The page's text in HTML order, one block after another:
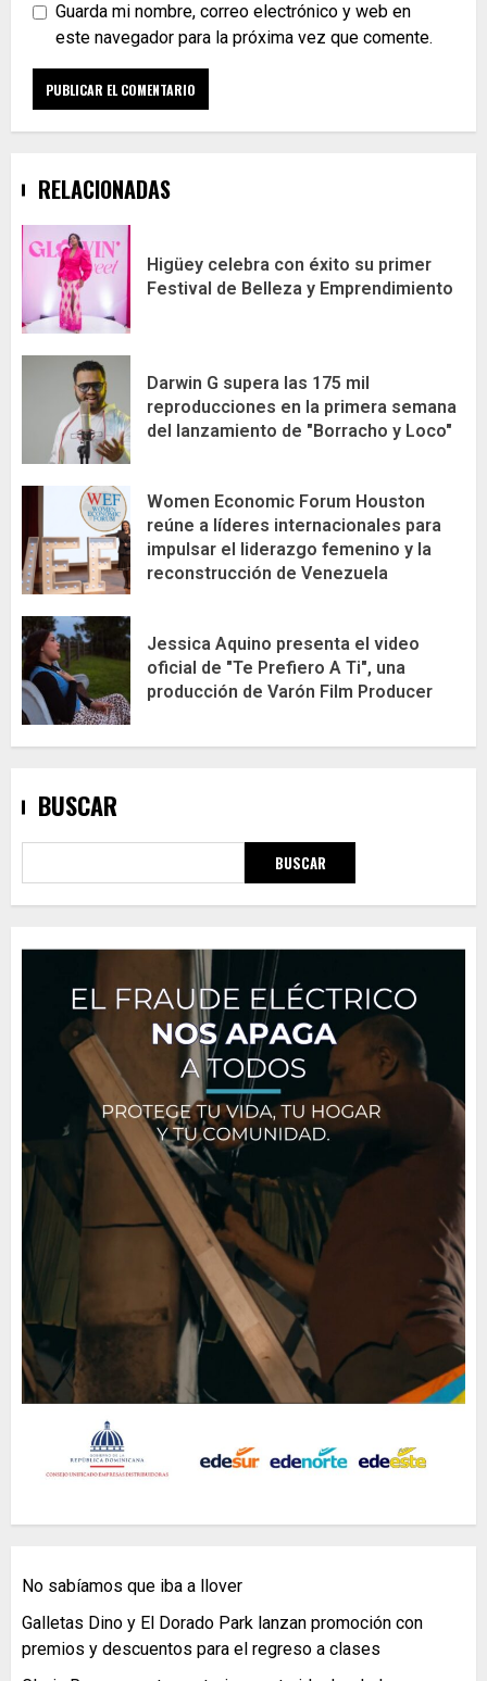
Guarda mi nombre, correo electrónico y web en
este navegador para la próxima vez que comente.
RELACIONADAS
Higüey celebra con éxito su primer
Festival de Belleza y Emprendimiento
Darwin G supera las 175 mil
reproducciones en la primera semana
del lanzamiento de "Borracho y Loco"
Women Economic Forum Houston
reúne a líderes internacionales para
impulsar el liderazgo femenino y la
reconstrucción de Venezuela
Jessica Aquino presenta el video
oficial de "Te Prefiero A Ti", una
producción de Varón Film Producer
BUSCAR
BUSCAR
No sabíamos que iba a llover
Galletas Dino y El Dorado Park lanzan promoción con
premios y descuentos para el regreso a clases